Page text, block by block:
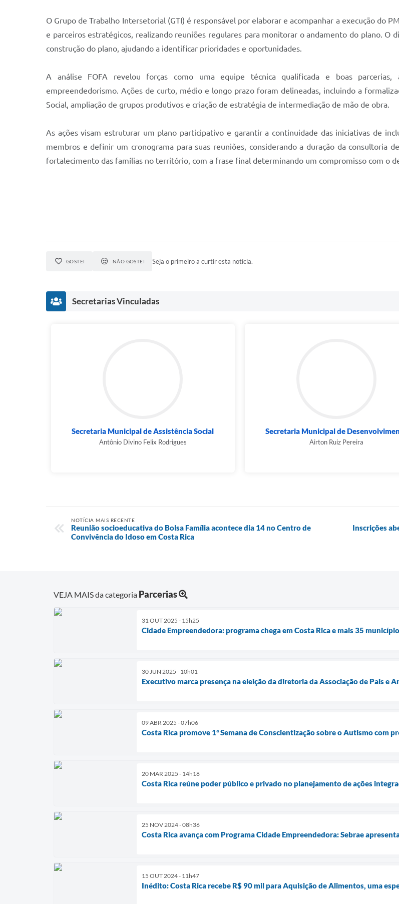
O Grupo de Trabalho Intersetorial (GTI) é responsável por elaborar e acompanhar a execução do
e parceiros estratégicos, realizando reuniões regulares para monitorar o andamento do plano. O
construção do plano, ajudando a identificar prioridades e oportunidades.
A análise FOFA revelou forças como uma equipe técnica qualificada e boas
empreendedorismo. Ações de curto, médio e longo prazo foram delineadas, incluindo a
Social, ampliação de grupos produtivos e criação de estratégia de intermediação de mão de obra.
As ações visam estruturar um plano participativo e garantir a continuidade das iniciativas de
membros e definir um cronograma para suas reuniões, considerando a duração da consultoria
fortalecimento das famílias no território, com a frase final determinando um compromisso com o
GOSTEI NÃO GOSTEI Seja o primeiro a curtir esta notícia.
Secretarias Vinculadas
Secretaria Municipal de Assistência Social
Antônio Divino Felix Rodrigues
Secretaria Municipal de
Airton Ruiz Pereira
NOTÍCIA MAIS RECENTE
Reunião socioeducativa do Bolsa Família acontece dia 14 no Centro de
Convivência do Idoso em Costa Rica
Inscrições
VEJA MAIS da categoria Parcerias
31 OUT 2025 - 15h25
Cidade Empreendedora: programa chega em Costa Rica e mais 35
30 JUN 2025 - 10h01
Executivo marca presença na eleição da diretoria da Associação de Pais e
09 ABR 2025 - 07h06
Costa Rica promove 1ª Semana de Conscientização sobre o Autismo com
20 MAR 2025 - 14h18
Costa Rica reúne poder público e privado no planejamento de ações
25 NOV 2024 - 08h36
Costa Rica avança com Programa Cidade Empreendedora: Sebrae
15 OUT 2024 - 11h47
Inédito: Costa Rica recebe R$ 90 mil para Aquisição de Alimentos, uma